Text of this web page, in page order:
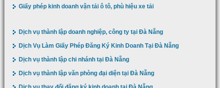
Giấy phép kinh doanh vận tải ô tô, phù hiệu xe tải
Dịch vụ thành lập doanh nghiệp, công ty tại Đà Nẵng
Dịch Vụ Làm Giấy Phép Đăng Ký Kinh Doanh Tại Đà Nẵng
Dịch vụ thành lập chi nhánh tại Đà Nẵng
Dịch vụ thành lập văn phòng đại diện tại Đà Nẵng